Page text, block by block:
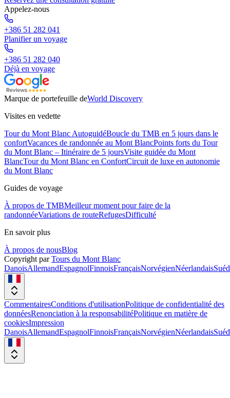
Appelez-nous
+386 51 282 041
Planifier un voyage
+386 51 282 040
Déjà en voyage
Marque de portefeuille deWorld Discovery
Visites en vedette
Tour du Mont Blanc AutoguidéBoucle du TMB en 5 jours dans le
confortVacances de randonnée au Mont BlancPoints forts du Tour
du Mont Blanc – Itinéraire de 5 joursVisite guidée du Mont
BlancTour du Mont Blanc en ConfortCircuit de luxe en autonomie
du Mont Blanc
Guides de voyage
À propos de TMBMeilleur moment pour faire de la
randonnéeVariations de routeRefugesDifficulté
En savoir plus
À propos de nousBlog
Copyright par Tours du Mont Blanc
DanoisAllemandEspagnolFinnoisFrançaisNorvégienNéerlandais
CommentairesConditions d'utilisationPolitique de confidentialité des
donnéesRenonciation à la responsabilitéPolitique en matière de
cookiesImpression
DanoisAllemandEspagnolFinnoisFrançaisNorvégienNéerlandais